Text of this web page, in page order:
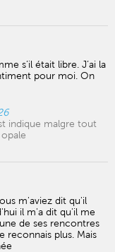
s’il était libre. J’ai la
pour moi. On
indique malgre tout
m'aviez dit qu'il
il m'a dit qu'il me
de ses rencontres
reconnais plus. Mais